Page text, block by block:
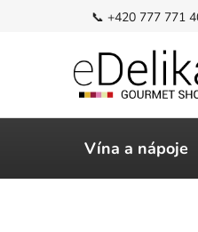
📞 +420 777 771
Vína a nápoje